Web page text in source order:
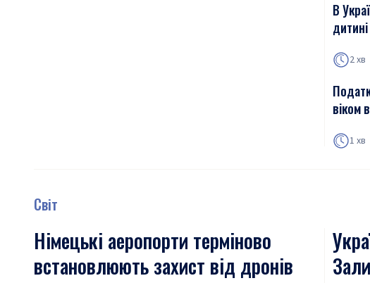
В
2 хв
віком
1 хв
Світ
Німецькі аеропорти терміново
встановлюють захист від дронів